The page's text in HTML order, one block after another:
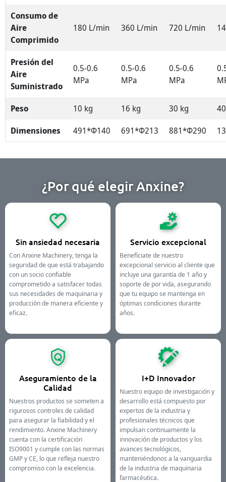
Consumo de
Aire
Comprimido
180 L/min 360 L/min 720 L/min
Presión del
Aire
Suministrado
0.5-0.6
MPa
0.5-0.6
MPa
0.5-0.6
MPa
Peso 10 kg 16 kg 30 kg
Dimensiones
491*Φ140 691*Φ213 881*Φ290
¿Por qué elegir Anxine?
Sin ansiedad necesaria
Con Anxine Machinery, tenga la
seguridad de que está trabajando
con un socio confiable
comprometido a satisfacer todas
sus necesidades de maquinaria y
producción de manera eficiente y
eficaz.
Servicio excepcional
Benefíciate de nuestro
excepcional servicio al cliente que
incluye una garantía de 1 año y
soporte de por vida, asegurando
que tu equipo se mantenga en
óptimas condiciones durante
años.
Aseguramiento de la
Calidad
Nuestros productos se someten a
rigurosos controles de calidad
para asegurar la fiabilidad y el
rendimiento. Anxine Machinery
cuenta con la certificación
ISO9001 y cumple con las normas
GMP y CE, lo que refleja nuestro
compromiso con la excelencia.
I+D Innovador
Nuestro equipo de investigación y
desarrollo está compuesto por
expertos de la industria y
profesionales técnicos que
impulsan continuamente la
innovación de productos y los
avances tecnológicos,
manteniéndonos a la vanguardia
de la industria de maquinaria
farmacéutica.